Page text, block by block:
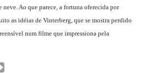
neve. Ao que parece, a fortuna oferecida por
as idéias de Vinterberg, que se mostra perdido
num filme que impressiona pela